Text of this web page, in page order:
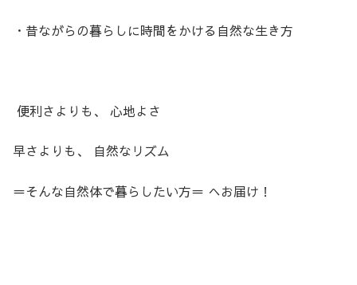
・昔ながらの暮らしに時間をかける自然な生き方
便利さよりも、 心地よさ
早さよりも、 自然なリズム
＝そんな自然体で暮らしたい方＝ へお届け！